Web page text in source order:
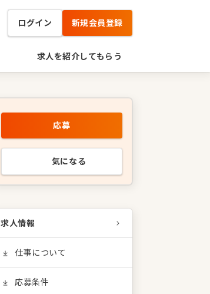
ログイン 新規会員登録
求人を紹介してもらう
応募
気になる
求人情報
仕事について
応募条件